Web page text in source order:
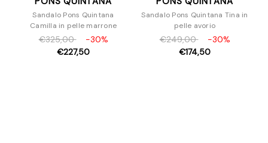
Sandalo Pons Quintana
Camilla in pelle marrone
€325,00
-30%
€227,50
Sandalo Pons Quintana Tina in
pelle avorio
€249,00
-30%
€174,50